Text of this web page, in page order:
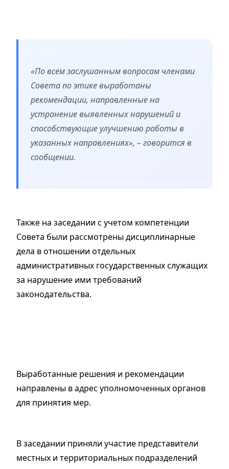
«По всем заслушанным вопросам членами
Совета по этике выработаны
рекомендации, направленные на
устранение выявленных нарушений и
способствующие улучшению работы в
указанных направлениях», – говорится в
сообщении.
Также на заседании с учетом компетенции
Совета были рассмотрены дисциплинарные
дела в отношении отдельных
административных государственных служащих
за нарушение ими требований
законодательства.
Выработанные решения и рекомендации
направлены в адрес уполномоченных органов
для принятия мер.
В заседании приняли участие представители
местных и территориальных подразделений